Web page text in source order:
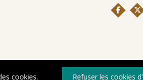
cookies. Refuser les cookies